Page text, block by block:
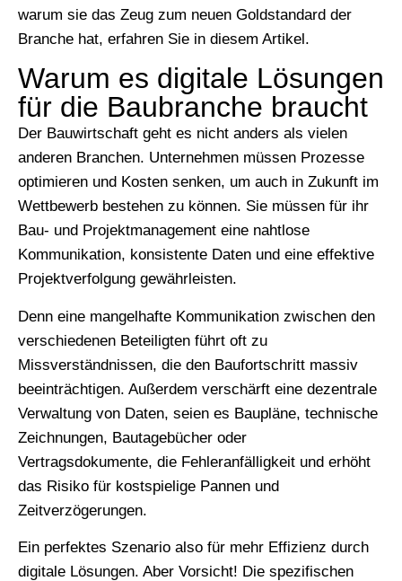
warum sie das Zeug zum neuen Goldstandard der
Branche hat, erfahren Sie in diesem Artikel.
Warum es digitale Lösungen
für die Baubranche braucht
Der Bauwirtschaft geht es nicht anders als vielen
anderen Branchen. Unternehmen müssen Prozesse
optimieren und Kosten senken, um auch in Zukunft im
Wettbewerb bestehen zu können. Sie müssen für ihr
Bau- und Projektmanagement eine nahtlose
Kommunikation, konsistente Daten und eine effektive
Projektverfolgung gewährleisten.
Denn eine mangelhafte Kommunikation zwischen den
verschiedenen Beteiligten führt oft zu
Missverständnissen, die den Baufortschritt massiv
beeinträchtigen. Außerdem verschärft eine dezentrale
Verwaltung von Daten, seien es Baupläne, technische
Zeichnungen, Bautagebücher oder
Vertragsdokumente, die Fehleranfälligkeit und erhöht
das Risiko für kostspielige Pannen und
Zeitverzögerungen.
Ein perfektes Szenario also für mehr Effizienz durch
digitale Lösungen. Aber Vorsicht! Die spezifischen